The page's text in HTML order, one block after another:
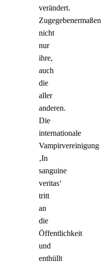
verändert.
Zugegebenermaßen
nicht
nur
ihre,
auch
die
aller
anderen.
Die
internationale
Vampirvereinigung
‚In
sanguine
veritas‘
tritt
an
die
Öffentlichkeit
und
enthüllt